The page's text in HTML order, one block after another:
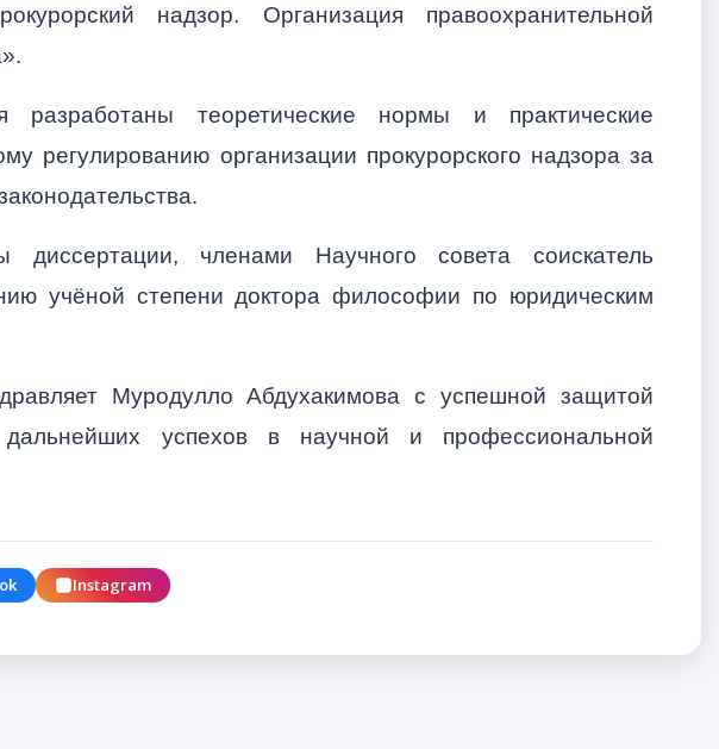
надзор. Организация правоохранительной
разработаны теоретические нормы и практические
регулированию организации прокурорского надзора за
диссертации, членами Научного совета соискатель
учёной степени доктора философии по юридическим
Муродулло Абдухакимова с успешной защитой
успехов в научной и профессиональной
Instagram